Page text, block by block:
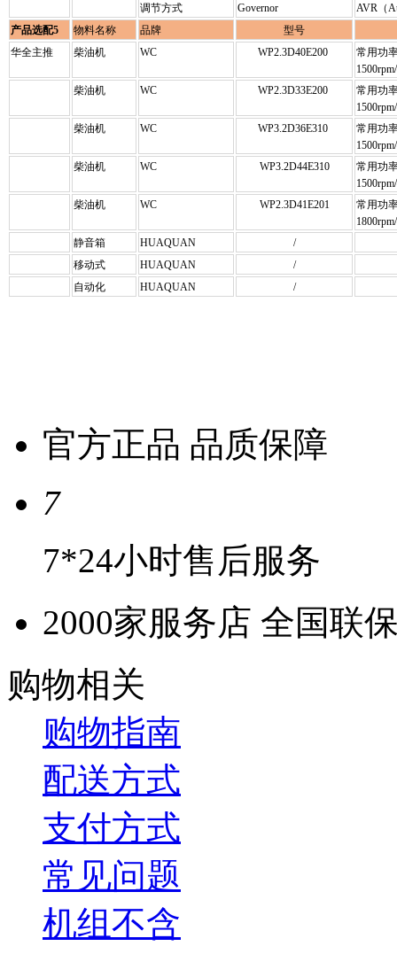
调节方式
Governor
AVR（
产品选配5
物料名称 品牌
型号
华全主推
柴油机 WC WP2.3D40E200
常用功
柴油机
WC WP2.3D33E200
常用功
柴油机
WC WP3.2D36E310
常用功
柴油机
WC WP3.2D44E310
常用功
柴油机
WC WP2.3D41E201
常用功
静音箱
HUAQUAN
/
移动式
HUAQUAN
/
自动化
HUAQUAN /
官方正品 品质保障
7
7*24小时售后服务
2000家服务店 全国联
购物相关
购物指南
配送方式
支付方式
常见问题
机组不含